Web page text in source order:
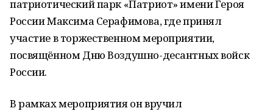
патриотический парк «Патриот» имени Героя
России Максима Серафимова, где принял
участие в торжественном мероприятии,
посвящённом Дню Воздушно-десантных войск
России.
В рамках мероприятия он вручил